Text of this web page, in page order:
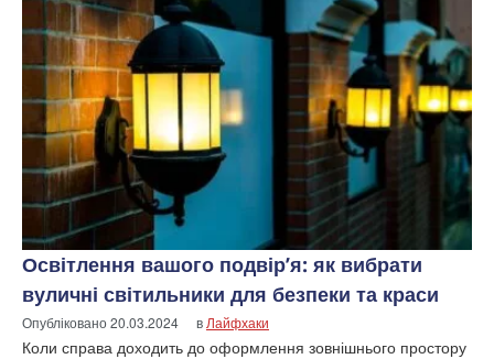
Освітлення вашого подвір’я: як вибрати
вуличні світильники для безпеки та краси
Опубліковано20.03.2024 в Лайфхаки
Коли справа доходить до оформлення зовнішнього простору